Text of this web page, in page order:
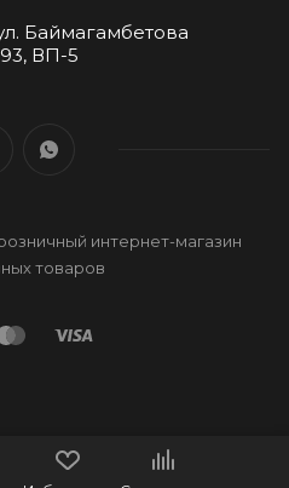
Баймагамбетова
ВП-5
интернет-магазин
товаров